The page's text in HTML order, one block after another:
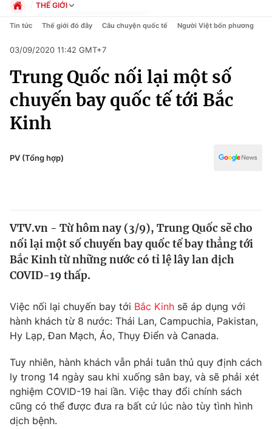
Chuyên mục
Chính trị
Xã hội
Pháp luật
Thế giới
Tin tức
Thế giới đó đây
Câu chuyện quốc tế
Kinh tế
Thị trường
Góc doanh nghiệp
Dữ liệu và đời sống
Truyền hình
Phim VTV
Hậu trường
Nhân vật
Giải trí
Điện ảnh
Âm nhạc
Đời sống
THẾ GIỚI
Chính trị
Pháp luật
Kinh tế
Thể thao
Truyền hình
Văn hóa - Giải trí
Công nghệ
Tin tức Thế giới đó đây Câu chuyện quốc tế Người Việt bốn phương
03/09/2020 11:42 GMT+7
Trung Quốc nối lại một số
chuyến bay quốc tế tới Bắc
Kinh
PV (Tổng hợp)
VTV.vn - Từ hôm nay (3/9), Trung Quốc sẽ cho
nối lại một số chuyến bay quốc tế bay thẳng tới
Bắc Kinh từ những nước có tỉ lệ lây lan dịch
COVID-19 thấp.
Việc nối lại chuyến bay tới Bắc Kinh sẽ áp dụng với
hành khách từ 8 nước: Thái Lan, Campuchia, Pakistan,
Hy Lạp, Đan Mạch, Áo, Thụy Điển và Canada.
Tuy nhiên, hành khách vẫn phải tuân thủ quy định cách
ly trong 14 ngày sau khi xuống sân bay, và sẽ phải xét
nghiệm COVID-19 hai lần. Việc thay đổi chính sách
cũng có thể được đưa ra bất cứ lúc nào tùy tình hình
dịch bệnh.